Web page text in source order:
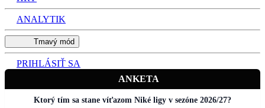
ANALYTIK
Tmavý mód
PRIHLÁSIŤ SA
ANKETA
Ktorý tím sa stane víťazom Niké ligy v sezóne 2026/27?